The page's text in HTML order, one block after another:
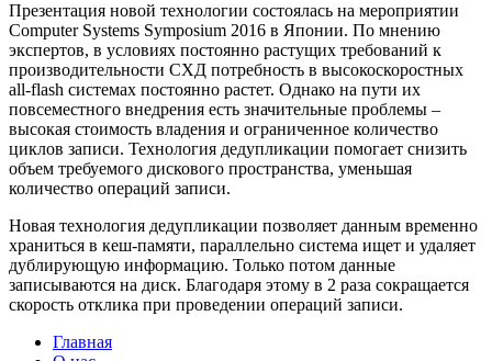
Презентация новой технологии состоялась на мероприятии
Computer Systems Symposium 2016 в Японии. По мнению
экспертов, в условиях постоянно растущих требований к
производительности СХД потребность в высокоскоростных
all-flash системах постоянно растет. Однако на пути их
повсеместного внедрения есть значительные проблемы –
высокая стоимость владения и ограниченное количество
циклов записи. Технология дедупликации помогает снизить
объем требуемого дискового пространства, уменьшая
количество операций записи.
Новая технология дедупликации позволяет данным временно
храниться в кеш-памяти, параллельно система ищет и удаляет
дублирующую информацию. Только потом данные
записываются на диск. Благодаря этому в 2 раза сокращается
скорость отклика при проведении операций записи.
Главная